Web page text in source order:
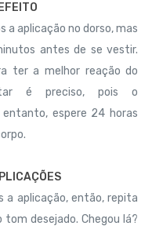
a aplicação no dorso, mas
antes de se vestir.
ter a melhor reação do
é preciso, pois o
espere 24 horas
a aplicação, então, repita
desejado. Chegou lá?